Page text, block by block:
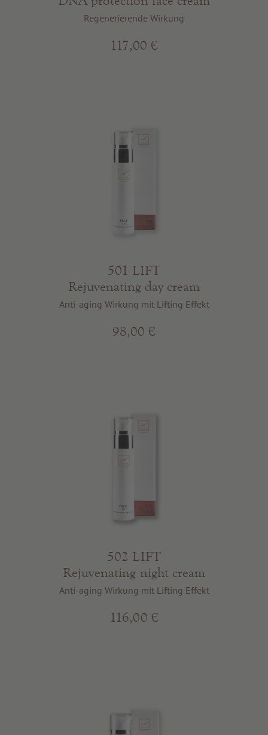
Regenerierende Wirkung
117,00 €
501 LIFT
Rejuvenating day cream
Anti-aging Wirkung mit Lifting Effekt
98,00 €
502 LIFT
Rejuvenating night cream
Anti-aging Wirkung mit Lifting Effekt
116,00 €